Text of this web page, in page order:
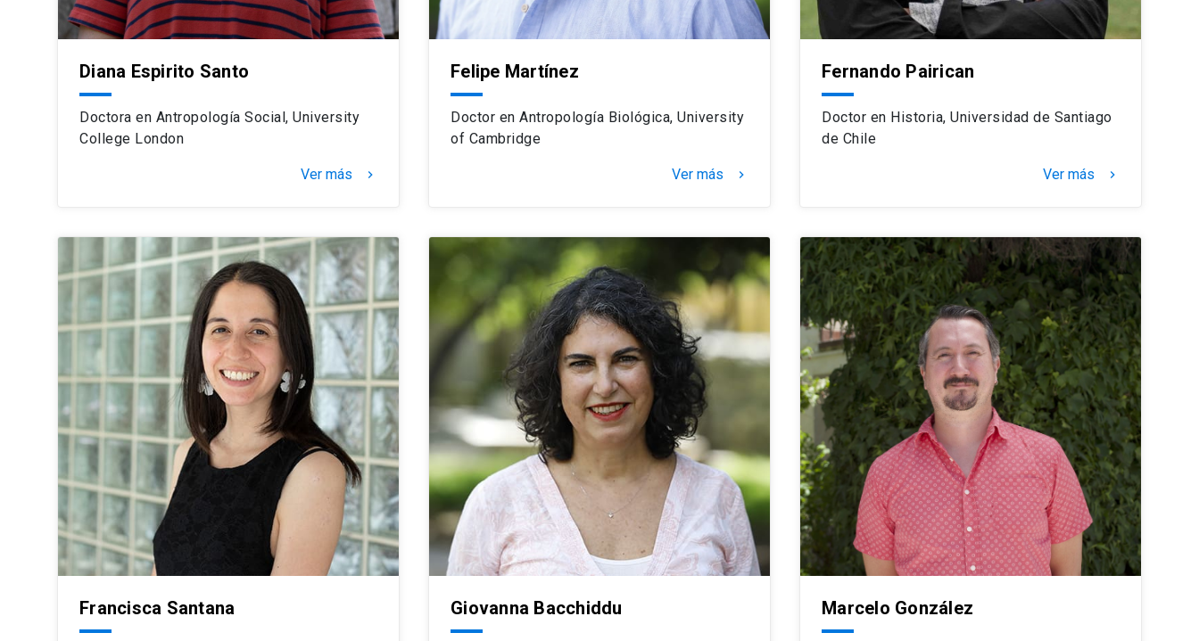
Diana Espirito Santo
Doctora en Antropología Social, University
College London
Ver más keyboard_arrow_right
Felipe Martínez
Doctor en Antropología Biológica, University
of Cambridge
Ver más keyboard_arrow_right
Fernando Pairican
Doctor en Historia, Universidad de Santiago
de Chile
Ver más keyboard_arrow_right
Francisca Santana Giovanna Bacchiddu Marcelo González